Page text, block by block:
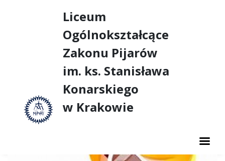
Liceum
Ogólnokształcące
Zakonu Pijarów
im. ks. Stanisława
Konarskiego
w Krakowie